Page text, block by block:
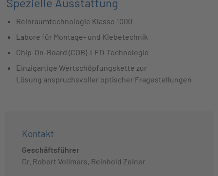
Spezielle Ausstattung
Reinraumtechnologie Klasse 1000
Labore für Montage- und Klebetechnik
Chip-On-Board (COB)-LED-Technologie
Einzigartige Wertschöpfungskette zur
Lösung anspruchsvoller optischer Fragestellungen
Kontakt
Geschäftsführer
Dr. Robert Vollmers, Reinhold Zeiner